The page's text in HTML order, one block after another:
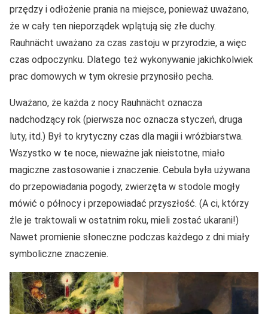
przędzy i odłożenie prania na miejsce, ponieważ uważano,
że w cały ten nieporządek wplątują się złe duchy.
Rauhnächt uważano za czas zastoju w przyrodzie, a więc
czas odpoczynku. Dlatego też wykonywanie jakichkolwiek
prac domowych w tym okresie przynosiło pecha.
Uważano, że każda z nocy Rauhnächt oznacza
nadchodzący rok (pierwsza noc oznacza styczeń, druga
luty, itd.) Był to krytyczny czas dla magii i wróżbiarstwa.
Wszystko w te noce, nieważne jak nieistotne, miało
magiczne zastosowanie i znaczenie. Cebula była używana
do przepowiadania pogody, zwierzęta w stodole mogły
mówić o północy i przepowiadać przyszłość. (A ci, którzy
źle je traktowali w ostatnim roku, mieli zostać ukarani!)
Nawet promienie słoneczne podczas każdego z dni miały
symboliczne znaczenie.